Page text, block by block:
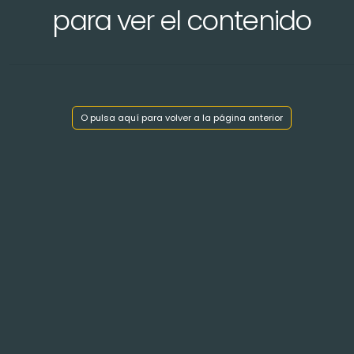
para ver el contenido
O pulsa aquí para volver a la página anterior